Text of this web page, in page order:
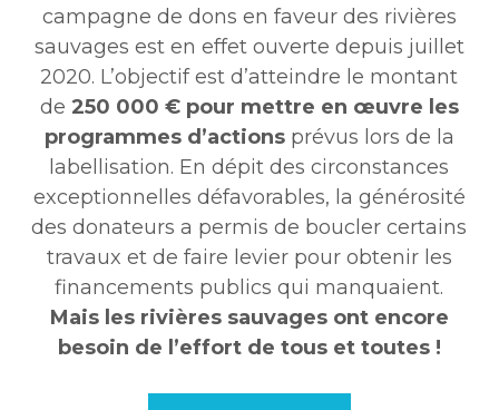
campagne de dons en faveur des rivières
sauvages est en effet ouverte depuis juillet
2020. L’objectif est d’atteindre le montant
de 250 000 € pour mettre en œuvre les
programmes d’actionsprévus lors de la
labellisation. En dépit des circonstances
exceptionnelles défavorables, la générosité
des donateurs a permis de boucler certains
travaux et de faire levier pour obtenir les
financements publics qui manquaient.
Mais les rivières sauvages ont encore
besoin de l’effort de tous et toutes !